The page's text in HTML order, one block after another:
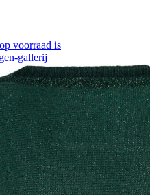
voorraad is
gallerij